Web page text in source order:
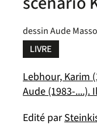
dessin Aude
LIVRE
Lebhour, Karim
Aude (1983-
Edité par